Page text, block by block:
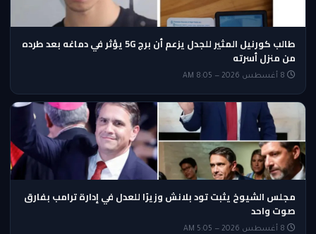
طالب كورنيل المثير للجدل يزعم أن برج 5G يؤثر في دماغه بعد طرده
من منزل أسرته
مجلس الشيوخ يثبت تود بلانش وزيرًا للعدل في إدارة ترامب بفارق
صوت واحد